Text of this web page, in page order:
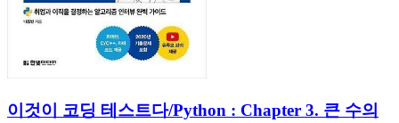
이것이 코딩 테스트다/Python : Chapter 3. 큰 수의